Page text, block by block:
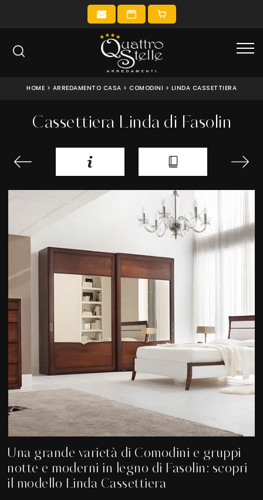
HOME > ARREDAMENTO CASA > COMODINI > LINDA CASSETTIERA
Cassettiera Linda di Fasolin
Una grande varietà di Comodini e gruppi
notte e moderni in legno di Fasolin: scopri
il modello Linda Cassettiera